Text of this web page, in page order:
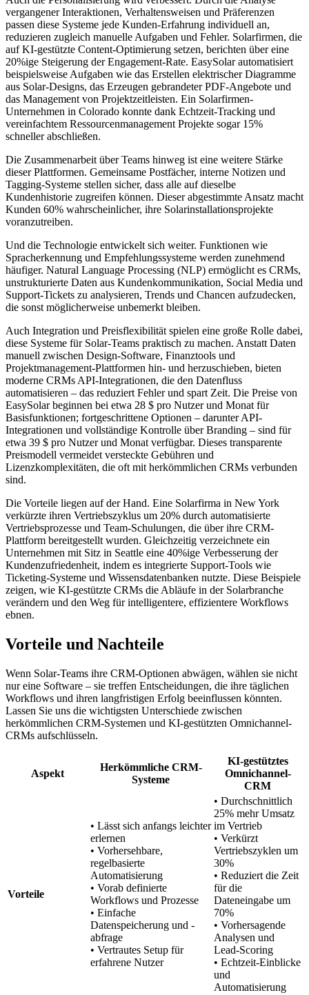
vergangener Interaktionen, Verhaltensweisen und Präferenzen
passen diese Systeme jede Kunden-Erfahrung individuell an,
reduzieren zugleich manuelle Aufgaben und Fehler. Solarfirmen, die
auf KI-gestützte Content-Optimierung setzen, berichten über eine
20%ige Steigerung der Engagement-Rate. EasySolar automatisiert
beispielsweise Aufgaben wie das Erstellen elektrischer Diagramme
aus Solar-Designs, das Erzeugen gebrandeter PDF-Angebote und
das Management von Projektzeitleisten. Ein Solarfirmen-
Unternehmen in Colorado konnte dank Echtzeit-Tracking und
vereinfachtem Ressourcenmanagement Projekte sogar 15%
schneller abschließen.
Die Zusammenarbeit über Teams hinweg ist eine weitere Stärke
dieser Plattformen. Gemeinsame Postfächer, interne Notizen und
Tagging-Systeme stellen sicher, dass alle auf dieselbe
Kundenhistorie zugreifen können. Dieser abgestimmte Ansatz macht
Kunden 60% wahrscheinlicher, ihre Solarinstallationsprojekte
voranzutreiben.
Und die Technologie entwickelt sich weiter. Funktionen wie
Spracherkennung und Empfehlungssysteme werden zunehmend
häufiger. Natural Language Processing (NLP) ermöglicht es CRMs,
unstrukturierte Daten aus Kundenkommunikation, Social Media und
Support-Tickets zu analysieren, Trends und Chancen aufzudecken,
die sonst möglicherweise unbemerkt bleiben.
Auch Integration und Preisflexibilität spielen eine große Rolle dabei,
diese Systeme für Solar-Teams praktisch zu machen. Anstatt Daten
manuell zwischen Design-Software, Finanztools und
Projektmanagement-Plattformen hin- und herzuschieben, bieten
moderne CRMs API-Integrationen, die den Datenfluss
automatisieren – das reduziert Fehler und spart Zeit. Die Preise von
EasySolar beginnen bei etwa 28 $ pro Nutzer und Monat für
Basisfunktionen; fortgeschrittene Optionen – darunter API-
Integrationen und vollständige Kontrolle über Branding – sind für
etwa 39 $ pro Nutzer und Monat verfügbar. Dieses transparente
Preismodell vermeidet versteckte Gebühren und
Lizenzkomplexitäten, die oft mit herkömmlichen CRMs verbunden
sind.
Die Vorteile liegen auf der Hand. Eine Solarfirma in New York
verkürzte ihren Vertriebszyklus um 20% durch automatisierte
Vertriebsprozesse und Team-Schulungen, die über ihre CRM-
Plattform bereitgestellt wurden. Gleichzeitig verzeichnete ein
Unternehmen mit Sitz in Seattle eine 40%ige Verbesserung der
Kundenzufriedenheit, indem es integrierte Support-Tools wie
Ticketing-Systeme und Wissensdatenbanken nutzte. Diese Beispiele
zeigen, wie KI-gestützte CRMs die Abläufe in der Solarbranche
verändern und den Weg für intelligentere, effizientere Workflows
ebnen.
Vorteile und Nachteile
Wenn Solar-Teams ihre CRM-Optionen abwägen, wählen sie nicht
nur eine Software – sie treffen Entscheidungen, die ihre täglichen
Workflows und ihren langfristigen Erfolg beeinflussen könnten.
Lassen Sie uns die wichtigsten Unterschiede zwischen
herkömmlichen CRM-Systemen und KI-gestützten Omnichannel-
CRMs aufschlüsseln.
Aspekt
Herkömmliche CRM-
Systeme
KI-gestütztes
Omnichannel-
CRM
Vorteile
• Lässt sich anfangs leichter
erlernen
• Vorhersehbare,
regelbasierte
Automatisierung
• Vorab definierte
Workflows und Prozesse
• Einfache
Datenspeicherung und -
abfrage
• Vertrautes Setup für
erfahrene Nutzer
• Durchschnittlich
25% mehr Umsatz
im Vertrieb
• Verkürzt
Vertriebszyklen um
30%
• Reduziert die Zeit
für die
Dateneingabe um
70%
• Vorhersagende
Analysen und
Lead-Scoring
• Echtzeit-Einblicke
und
Automatisierung